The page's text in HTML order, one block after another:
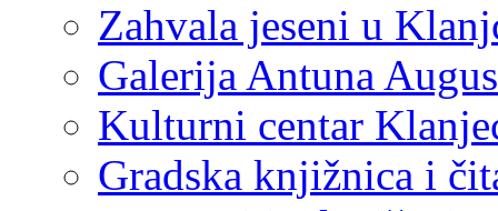
Zahvala jeseni u
Galerija Antuna
Kulturni centar
Gradska knjižnica i